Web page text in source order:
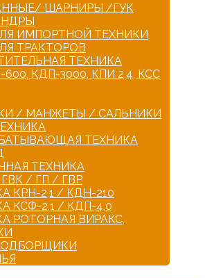
ШАРНИРЫ /ГУК
ИМПОРТНОЙ ТЕХНИКИ
ТРАКТОРОВ
ТЕХНИКА
600, КДП-3000, КПИ 2,4, КСС
/ МАНЖЕТЫ / САЛЬНИКИ
ТЕХНИКА
ТЕХНИКА
ГВК / ГП / ГВР
КРН-2,1 / КДН-210
КСФ-2,1 / КДП-4,0
РОТОРНАЯ ВИРАКС,